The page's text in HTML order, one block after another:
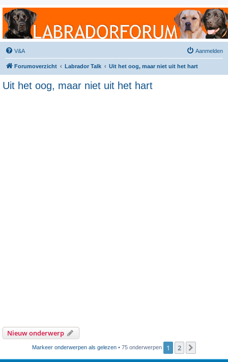
Labradorforum
Het gezelligste Labradorforum van Nederland en België!
V&A Aanmelden
Forumoverzicht Labrador Talk Uit het oog, maar niet uit het hart
Uit het oog, maar niet uit het hart
Nieuw onderwerp
Markeer onderwerpen als gelezen • 75 onderwerpen 1 2